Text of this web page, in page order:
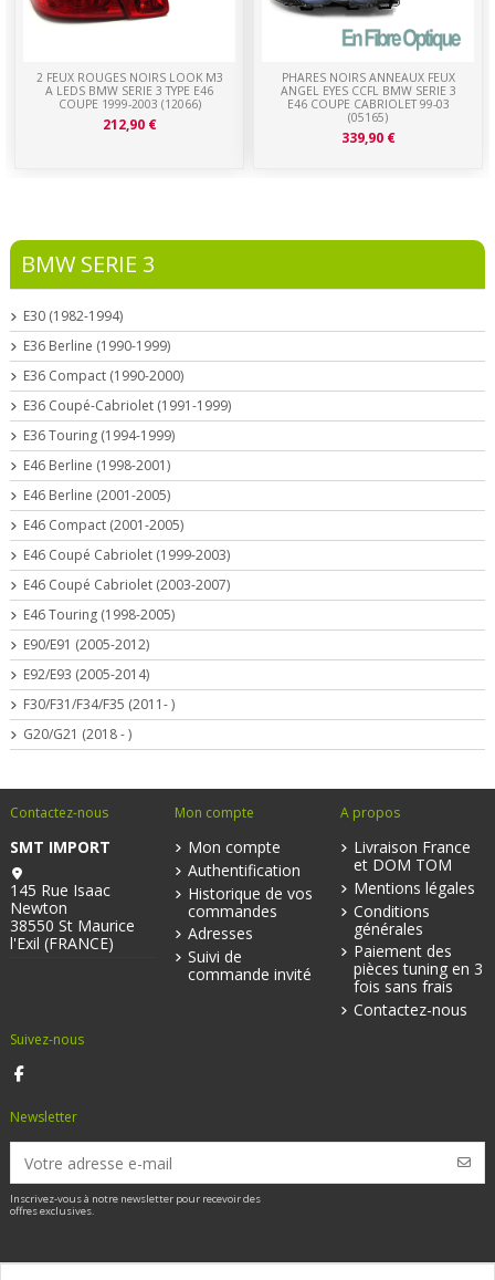
2 FEUX ROUGES NOIRS LOOK M3
A LEDS BMW SERIE 3 TYPE E46
COUPE 1999-2003 (12066)
212,90 €
PHARES NOIRS ANNEAUX FEUX
ANGEL EYES CCFL BMW SERIE 3
E46 COUPE CABRIOLET 99-03
(05165)
339,90 €
BMW SERIE 3
E30 (1982-1994)
E36 Berline (1990-1999)
E36 Compact (1990-2000)
E36 Coupé-Cabriolet (1991-1999)
E36 Touring (1994-1999)
E46 Berline (1998-2001)
E46 Berline (2001-2005)
E46 Compact (2001-2005)
E46 Coupé Cabriolet (1999-2003)
E46 Coupé Cabriolet (2003-2007)
E46 Touring (1998-2005)
E90/E91 (2005-2012)
E92/E93 (2005-2014)
F30/F31/F34/F35 (2011- )
G20/G21 (2018 - )
Contactez-nous
SMT IMPORT
145 Rue Isaac
Newton
38550 St Maurice
l'Exil (FRANCE)
Mon compte
Mon compte
Authentification
Historique de vos
commandes
Adresses
Suivi de
commande invité
A propos
Livraison France
et DOM TOM
Mentions légales
Conditions
générales
Paiement des
pièces tuning en 3
fois sans frais
Contactez-nous
Suivez-nous
Newsletter
Inscrivez-vous à notre newsletter pour recevoir des
offres exclusives.